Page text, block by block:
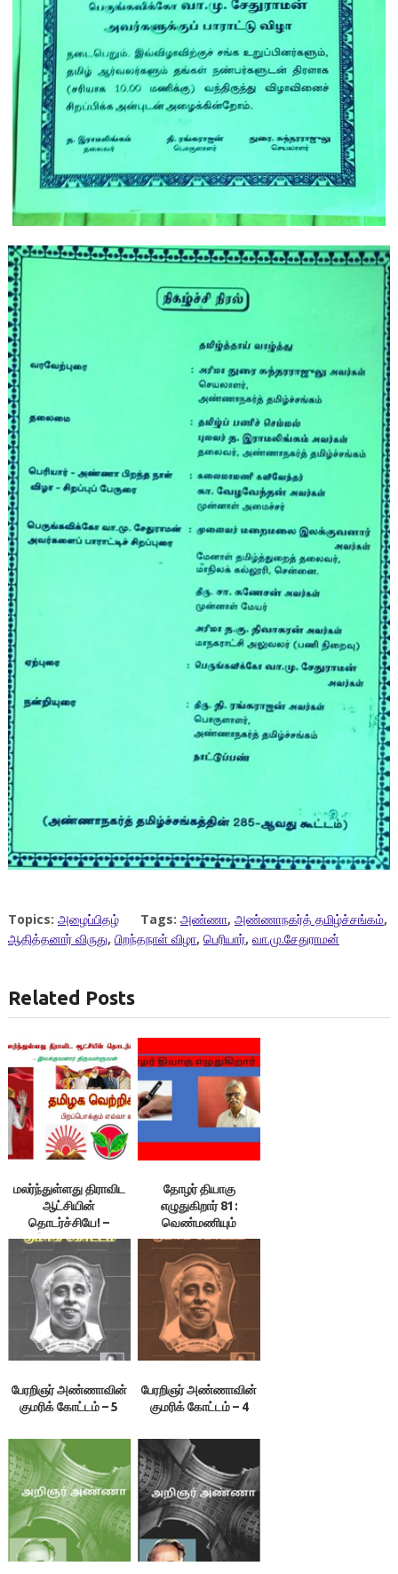
Topics: அழைப்பிதழ் Tags: அண்ணா, அண்ணாநகர்த் தமிழ்ச்சங்கம்,
ஆதித்தனார் விருது, பிறந்தநாள் விழா, பெரியார், வா.மு.சேதுராமன்
Related Posts
மலர்ந்துள்ளது திராவிட
ஆட்சியின்
தொடர்ச்சியே! –
இலக்குவனார்
திருவள்ளுவன்
தோழர் தியாகு
எழுதுகிறார் 81:
வெண்மணியும்
பெரியாரும் 2
பேரறிஞர் அண்ணாவின்
குமரிக் கோட்டம் – 5
பேரறிஞர் அண்ணாவின்
குமரிக் கோட்டம் – 4